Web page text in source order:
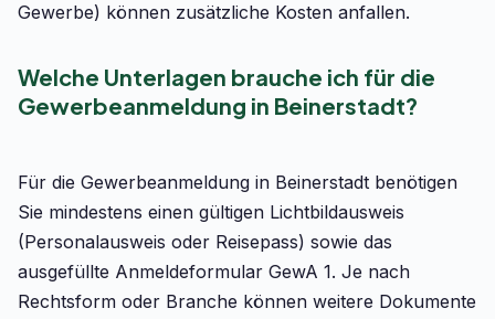
Gewerbe) können zusätzliche Kosten anfallen.
Welche Unterlagen brauche ich für die
Gewerbeanmeldung in Beinerstadt?
Für die Gewerbeanmeldung in Beinerstadt benötigen
Sie mindestens einen gültigen Lichtbildausweis
(Personalausweis oder Reisepass) sowie das
ausgefüllte Anmeldeformular GewA 1. Je nach
Rechtsform oder Branche können weitere Dokumente